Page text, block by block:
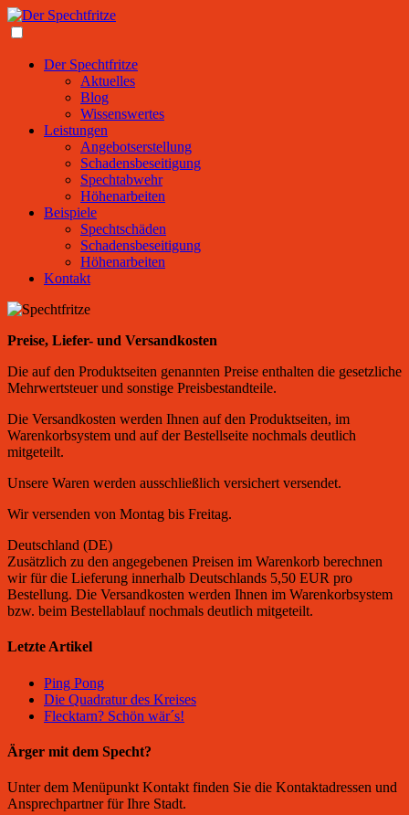
Der Spechtfritze
Aktuelles
Blog
Wissenswertes
Leistungen
Angebotserstellung
Schadensbeseitigung
Spechtabwehr
Höhenarbeiten
Beispiele
Spechtschäden
Schadensbeseitigung
Höhenarbeiten
Kontakt
Preise, Liefer- und Versandkosten
Die auf den Produktseiten genannten Preise enthalten die gesetzliche
Mehrwertsteuer und sonstige Preisbestandteile.
Die Versandkosten werden Ihnen auf den Produktseiten, im
Warenkorbsystem und auf der Bestellseite nochmals deutlich
mitgeteilt.
Unsere Waren werden ausschließlich versichert versendet.
Wir versenden von Montag bis Freitag.
Deutschland (DE)
Zusätzlich zu den angegebenen Preisen im Warenkorb berechnen
wir für die Lieferung innerhalb Deutschlands 5,50 EUR pro
Bestellung. Die Versandkosten werden Ihnen im Warenkorbsystem
bzw. beim Bestellablauf nochmals deutlich mitgeteilt.
Letzte Artikel
Ping Pong
Die Quadratur des Kreises
Flecktarn? Schön wär´s!
Ärger mit dem Specht?
Unter dem Menüpunkt Kontakt finden Sie die Kontaktadressen und
Ansprechpartner für Ihre Stadt.